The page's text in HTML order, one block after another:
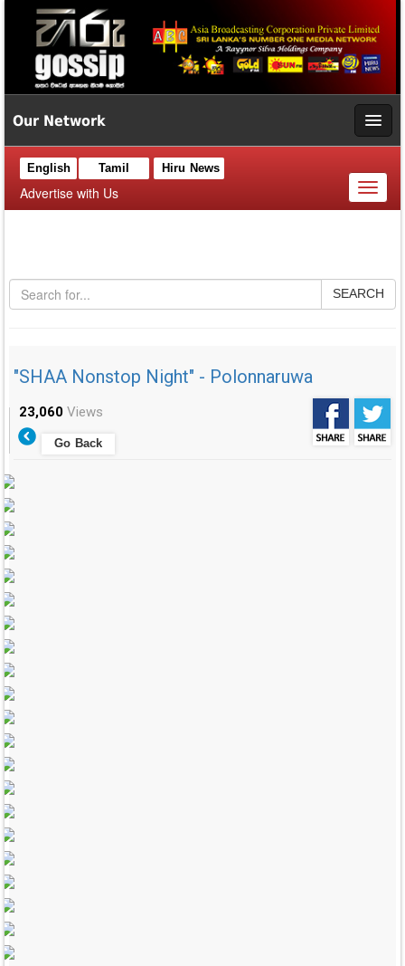
Our Network
English Tamil Hiru News
Advertise with Us
Toggle
SEARCH
"SHAA Nonstop Night" - Polonnaruwa
23,060 Views
Go Back